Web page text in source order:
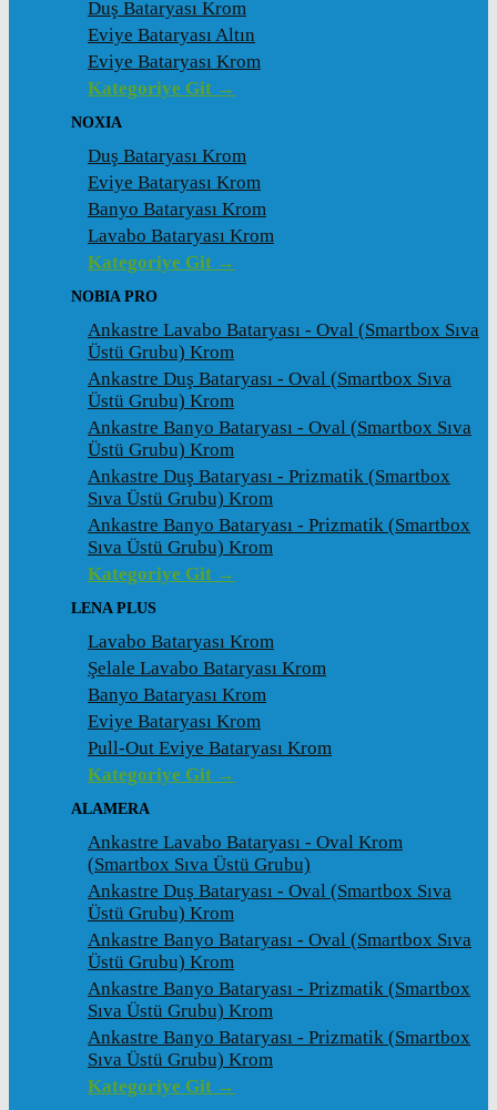
Duş Bataryası Krom
Eviye Bataryası Altın
Eviye Bataryası Krom
Kategoriye Git →
NOXIA
Duş Bataryası Krom
Eviye Bataryası Krom
Banyo Bataryası Krom
Lavabo Bataryası Krom
Kategoriye Git →
NOBIA PRO
Ankastre Lavabo Bataryası - Oval (Smartbox Sıva
Üstü Grubu) Krom
Ankastre Duş Bataryası - Oval (Smartbox Sıva
Üstü Grubu) Krom
Ankastre Banyo Bataryası - Oval (Smartbox Sıva
Üstü Grubu) Krom
Ankastre Duş Bataryası - Prizmatik (Smartbox
Sıva Üstü Grubu) Krom
Ankastre Banyo Bataryası - Prizmatik (Smartbox
Sıva Üstü Grubu) Krom
Kategoriye Git →
LENA PLUS
Lavabo Bataryası Krom
Şelale Lavabo Bataryası Krom
Banyo Bataryası Krom
Eviye Bataryası Krom
Pull-Out Eviye Bataryası Krom
Kategoriye Git →
ALAMERA
Ankastre Lavabo Bataryası - Oval Krom
(Smartbox Sıva Üstü Grubu)
Ankastre Duş Bataryası - Oval (Smartbox Sıva
Üstü Grubu) Krom
Ankastre Banyo Bataryası - Oval (Smartbox Sıva
Üstü Grubu) Krom
Ankastre Banyo Bataryası - Prizmatik (Smartbox
Sıva Üstü Grubu) Krom
Ankastre Banyo Bataryası - Prizmatik (Smartbox
Sıva Üstü Grubu) Krom
Kategoriye Git →